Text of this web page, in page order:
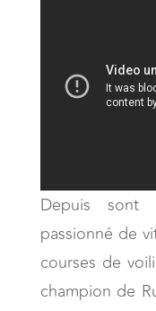
Depuis sont
passionné de
courses de
champion de